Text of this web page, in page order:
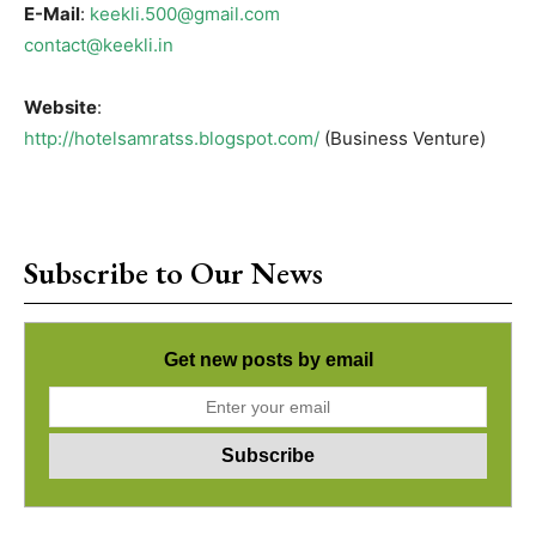
E-Mail: keekli.500@gmail.com
contact@keekli.in
Website:
http://hotelsamratss.blogspot.com/ (Business Venture)
Subscribe to Our News
Get new posts by email